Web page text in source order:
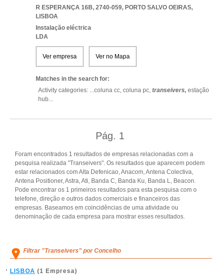
R ESPERANÇA 16B, 2740-059, PORTO SALVO OEIRAS,
LISBOA
Instalação eléctrica
LDA
Ver empresa Ver no Mapa
Matches in the search for:
Activity categories: ...coluna cc, coluna pc, transeivers, estação
hub...
Pág. 1
Foram encontrados 1 resultados de empresas relacionadas com a
pesquisa realizada "Transeivers". Os resultados que aparecem podem
estar relacionados com Alta Defenicao, Anacom, Antena Colectiva,
Antena Positioner, Astra, Ati, Banda C, Banda Ku, Banda L, Beacon.
Pode encontrar os 1 primeiros resultados para esta pesquisa com o
telefone, direção e outros dados comerciais e financeiros das
empresas. Baseamos em coincidências de uma atividade ou
denominação de cada empresa para mostrar esses resultados.
Filtrar "Transeivers" por Concelho
LISBOA (1 Empresa)